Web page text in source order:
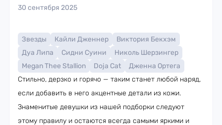
30 сентября 2025
Звезды Кайли Дженнер
Виктория Бекхэм
Дуа Липа
Сидни Суини
Николь Шерзингер
Megan Thee Stallion
Doja Cat
Дженна Ортега
Стильно, дерзко и горячо — таким станет любой наряд,
если добавить в него акцентные детали из кожи.
Знаменитые девушки из нашей подборки следуют
этому правилу и остаются всегда самыми яркими и